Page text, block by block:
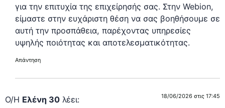
για την επιτυχία της επιχείρησής σας. Στην Webion,
είμαστε στην ευχάριστη θέση να σας βοηθήσουμε σε
αυτή την προσπάθεια, παρέχοντας υπηρεσίες
υψηλής ποιότητας και αποτελεσματικότητας.
Απάντηση
Ο/Η Ελένη 30 λέει: 18/06/2026 στις 17:45